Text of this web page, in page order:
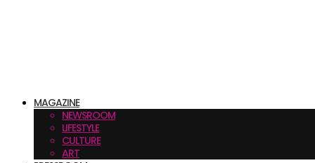
MAGAZINE
NEWSROOM
LIFESTYLE
CULTURE
ART